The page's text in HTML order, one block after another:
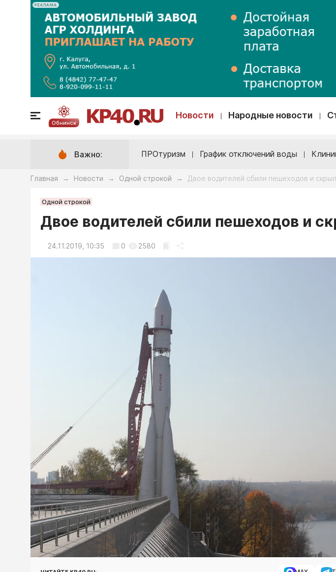
РЕКЛАМА
Обнинск
Новости Народные новости
Важно: ПРОтуризм График отключений воды
Главная → Новости → Одной строкой → Двое водителей сбили пешеходов и
Одной строкой
Двое водителей сбили пешеходов и
24.11.2019, 10:35 0 2580